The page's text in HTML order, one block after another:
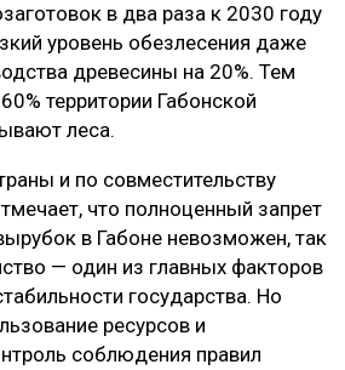
в два раза к 2030 году
уровень обезлесения даже
древесины на 20%. Тем
территории Габонской
леса.
и по совместительству
что полноценный запрет
в Габоне невозможен, так
— один из главных факторов
государства. Но
ресурсов и
соблюдения правил